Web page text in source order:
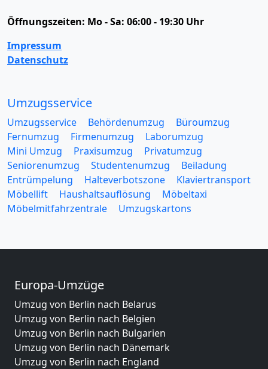
Öffnungszeiten: Mo - Sa: 06:00 - 19:30 Uhr
Impressum
Datenschutz
Umzugsservice
Umzugsservice Behördenumzug
Büroumzug
Fernumzug
Firmenumzug
Laborumzug
Mini Umzug
Praxisumzug
Privatumzug
Seniorenumzug
Studentenumzug
Beiladung
Entrümpelung
Halteverbotszone
Klaviertransport
Möbellift
Haushaltsauflösung
Möbeltaxi
Möbelmitfahrzentrale
Umzugskartons
Europa-Umzüge
Umzug von Berlin nach Belarus
Umzug von Berlin nach Belgien
Umzug von Berlin nach Bulgarien
Umzug von Berlin nach Dänemark
Umzug von Berlin nach England